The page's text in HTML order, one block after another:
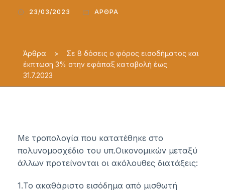
23/03/2023 ΆΡΘΡΑ
Άρθρα >
Σε 8 δόσεις ο φόρος εισοδήματος και
έκπτωση 3% στην εφάπαξ καταβολή έως
31.7.2023
Με τροπολογία που κατατέθηκε στο
πολυνομοσχέδιο του υπ.Οικονομικών μεταξύ
άλλων προτείνονται οι ακόλουθες διατάξεις:
1.Το ακαθάριστο εισόδημα από μισθωτή